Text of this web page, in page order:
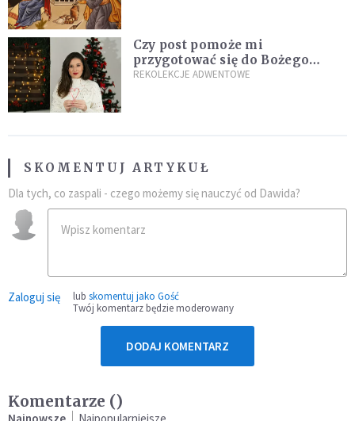
Czy post pomoże mi
przygotować się do Bożego
Narodzenia? Jezuita: to zależy
REKOLEKCJE ADWENTOWE
SKOMENTUJ ARTYKUŁ
Dla tych, co zaspali - czego możemy się nauczyć od Dawida?
Zaloguj się lub skomentuj jako Gość
Twój komentarz będzie moderowany
DODAJ KOMENTARZ
Komentarze ()
Najnowsze Najpopularniejsze